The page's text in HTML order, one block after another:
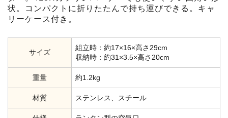
状。コンパクトに折りたたんで持ち運びできる。キャ
リーケース付き。
サイズ
組立時：約17×16×高さ29cm
収納時：約31×3.5×高さ20cm
重量 約1.2kg
材質 ステンレス、スチール